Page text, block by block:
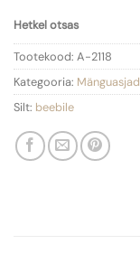
Hetkel otsas
Tootekood: A-2118
Kategooria: Mänguasjad
Silt: beebile